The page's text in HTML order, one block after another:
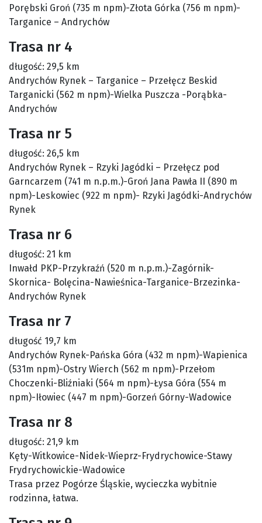
Porębski Groń (735 m npm)-Złota Górka (756 m npm)-
Targanice – Andrychów
Trasa nr 4
długość: 29,5 km
Andrychów Rynek – Targanice – Przełęcz Beskid
Targanicki (562 m npm)-Wielka Puszcza -Porąbka-
Andrychów
Trasa nr 5
długość: 26,5 km
Andrychów Rynek – Rzyki Jagódki – Przełęcz pod
Garncarzem (741 m n.p.m.)-Groń Jana Pawła II (890 m
npm)-Leskowiec (922 m npm)- Rzyki Jagódki-Andrychów
Rynek
Trasa nr 6
długość: 21 km
Inwałd PKP-Przykraźń (520 m n.p.m.)-Zagórnik-
Skornica- Bolęcina-Nawieśnica-Targanice-Brzezinka-
Andrychów Rynek
Trasa nr 7
długość 19,7 km
Andrychów Rynek-Pańska Góra (432 m npm)-Wapienica
(531m npm)-Ostry Wierch (562 m npm)-Przełom
Choczenki-Bliźniaki (564 m npm)-Łysa Góra (554 m
npm)-Iłowiec (447 m npm)-Gorzeń Górny-Wadowice
Trasa nr 8
długość: 21,9 km
Kęty-Witkowice-Nidek-Wieprz-Frydrychowice-Stawy
Frydrychowickie-Wadowice
Trasa przez Pogórze Śląskie, wycieczka wybitnie
rodzinna, łatwa.